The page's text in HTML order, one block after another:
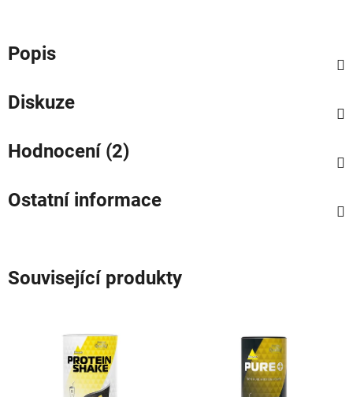
Popis
Diskuze
Hodnocení (2)
Ostatní informace
Související produkty